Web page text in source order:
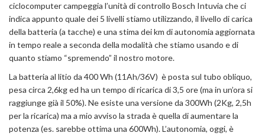
ciclocomputer campeggia l’unità di controllo Bosch Intuvia che ci
indica appunto quale dei 5 livelli stiamo utilizzando, il livello di carica
della batteria (a tacche) e una stima dei km di autonomia aggiornata
in tempo reale a seconda della modalità che stiamo usando e di
quanto stiamo “spremendo” il nostro motore.
La batteria al litio da 400 Wh (11Ah/36V) è posta sul tubo obliquo,
pesa circa 2,6kg ed ha un tempo di ricarica di 3,5 ore (ma in un’ora si
raggiunge già il 50%). Ne esiste una versione da 300Wh (2Kg, 2,5h
per la ricarica) ma a mio avviso la strada è quella di aumentare la
potenza (es. sarebbe ottima una 600Wh). L’autonomia, oggi, è